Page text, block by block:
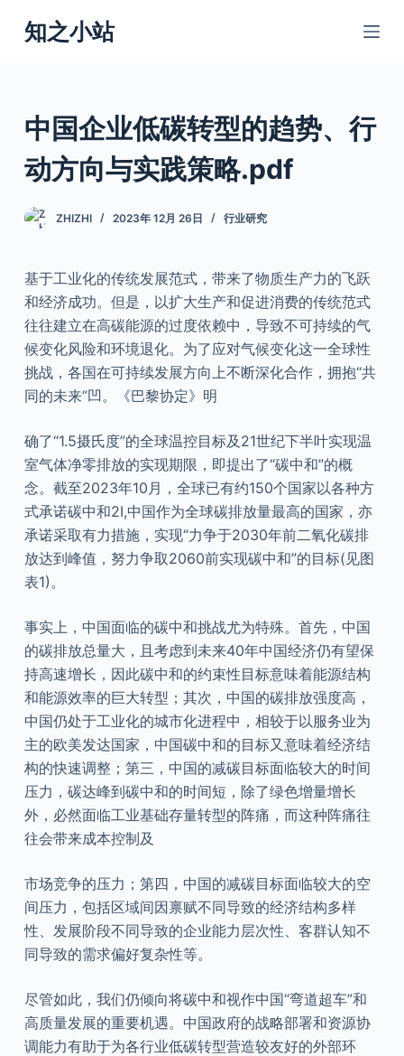
跳
过
知之小站
中国企业低碳转型的趋势、行
动方向与实践策略.pdf
ZHIZHI 2023年 12月 26日 行业研究
基于工业化的传统发展范式，带来了物质生产力的飞跃
和经济成功。但是，以扩大生产和促进消费的传统范式
往往建立在高碳能源的过度依赖中，导致不可持续的气
候变化风险和环境退化。为了应对气候变化这一全球性
挑战，各国在可持续发展方向上不断深化合作，拥抱“共
同的未来”凹。《巴黎协定》明
确了“1.5摄氏度”的全球温控目标及21世纪下半叶实现温
室气体净零排放的实现期限，即提出了“碳中和”的概
念。截至2023年10月，全球已有约150个国家以各种方
式承诺碳中和2I,中国作为全球碳排放量最高的国家，亦
承诺采取有力措施，实现“力争于2030年前二氧化碳排
放达到峰值，努力争取2060前实现碳中和”的目标(见图
表1)。
事实上，中国面临的碳中和挑战尤为特殊。首先，中国
的碳排放总量大，且考虑到未来40年中国经济仍有望保
持高速增长，因此碳中和的约束性目标意味着能源结构
和能源效率的巨大转型；其次，中国的碳排放强度高，
中国仍处于工业化的城市化进程中，相较于以服务业为
主的欧美发达国家，中国碳中和的目标又意味着经济结
构的快速调整；第三，中国的减碳目标面临较大的时间
压力，碳达峰到碳中和的时间短，除了绿色增量增长
外，必然面临工业基础存量转型的阵痛，而这种阵痛往
往会带来成本控制及
市场竞争的压力；第四，中国的减碳目标面临较大的空
间压力，包括区域间因禀赋不同导致的经济结构多样
性、发展阶段不同导致的企业能力层次性、客群认知不
同导致的需求偏好复杂性等。
尽管如此，我们仍倾向将碳中和视作中国“弯道超车”和
高质量发展的重要机遇。中国政府的战略部署和资源协
调能力有助于为各行业低碳转型营造较友好的外部环